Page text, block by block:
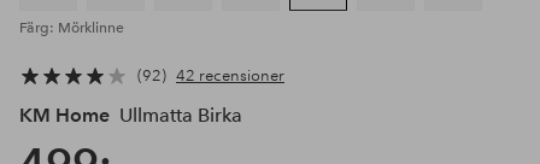
Färg: Mörklinne
92 42 recensioner
KM Home Ullmatta Birka